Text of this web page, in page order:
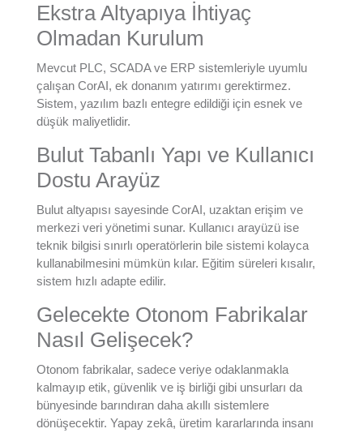
Ekstra Altyapıya İhtiyaç
Olmadan Kurulum
Mevcut PLC, SCADA ve ERP sistemleriyle uyumlu
çalışan CorAI, ek donanım yatırımı gerektirmez.
Sistem, yazılım bazlı entegre edildiği için esnek ve
düşük maliyetlidir.
Bulut Tabanlı Yapı ve Kullanıcı
Dostu Arayüz
Bulut altyapısı sayesinde CorAI, uzaktan erişim ve
merkezi veri yönetimi sunar. Kullanıcı arayüzü ise
teknik bilgisi sınırlı operatörlerin bile sistemi kolayca
kullanabilmesini mümkün kılar. Eğitim süreleri kısalır,
sistem hızlı adapte edilir.
Gelecekte Otonom Fabrikalar
Nasıl Gelişecek?
Otonom fabrikalar, sadece veriye odaklanmakla
kalmayıp etik, güvenlik ve iş birliği gibi unsurları da
bünyesinde barındıran daha akıllı sistemlere
dönüşecektir. Yapay zekâ, üretim kararlarında insanı